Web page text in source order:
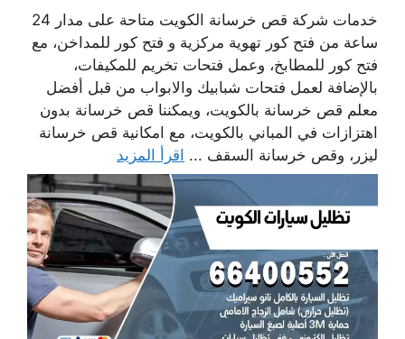
خدمات شركة قص خرسانة الكويت متاحة على مدار 24
ساعة من فتح كور تهوية مركزية و فتح كور للمداخن، مع
فتح كور للمطابخ، وعمل فتحات تخريم للمكيفات،
بالإضافة لعمل فتحات شبابيك والابواب من قبل أفضل
معلم قص خرسانة بالكويت، ويمكننا قص خرسانة بدون
اهتزازات في المباني بالكويت، مع امكانية قص خرسانة
ليزر، وقص خرسانة السقف ... اقرأ المزيد